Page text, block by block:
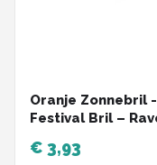
Oranje Zonnebril
Festival Bril –
Dames – Heren -
Nederlands Elftal
€ 3,93